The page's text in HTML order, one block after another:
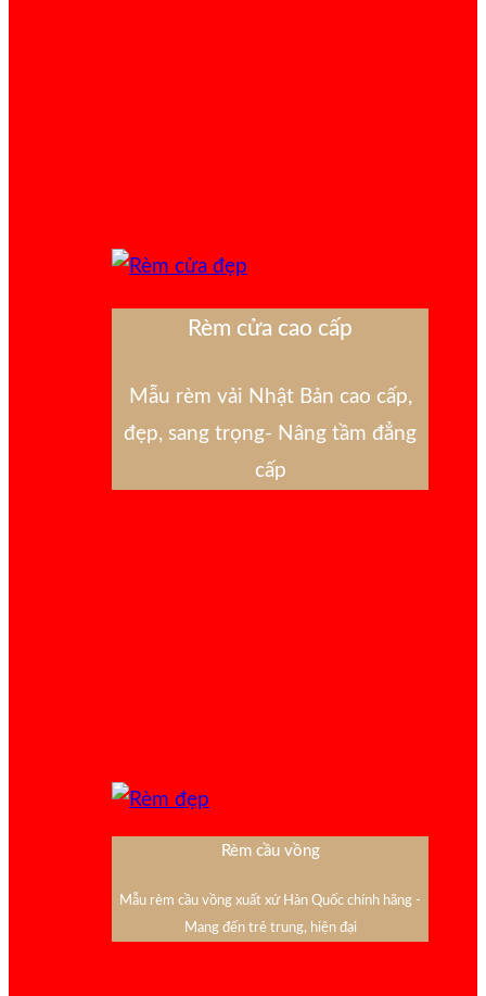
Rèm cửa cao cấp
Mẫu rèm vải Nhật Bản cao cấp,
đẹp, sang trọng- Nâng tầm đẳng
cấp
Rèm cầu vồng
Mẫu rèm cầu vồng xuất xứ Hàn Quốc chính hãng -
Mang đến trẻ trung, hiện đại